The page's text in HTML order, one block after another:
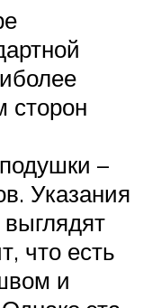
сторон
–
Указания
что есть
и